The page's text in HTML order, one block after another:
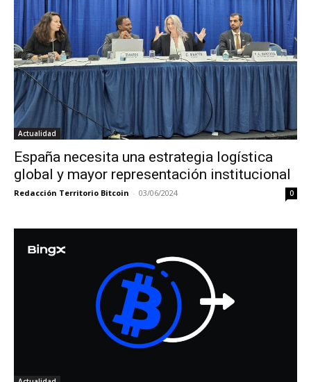
Actualidad
España necesita una estrategia logística
global y mayor representación institucional
Redacción Territorio Bitcoin - 03/06/2024 0